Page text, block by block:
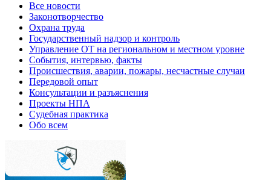
Все новости
Законотворчество
Охрана труда
Государственный надзор и контроль
Управление ОТ на региональном и местном уровне
События, интервью, факты
Происшествия, аварии, пожары, несчастные случаи
Передовой опыт
Консультации и разъяснения
Проекты НПА
Судебная практика
Обо всем